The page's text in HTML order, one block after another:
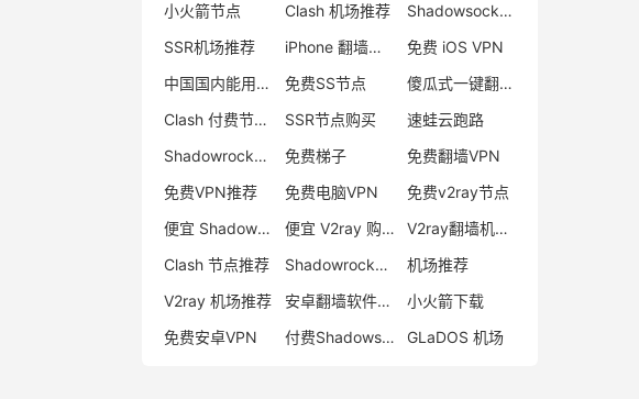
小火箭节点 Clash 机场推荐
Shadowsocks 付费节点
SSR机场推荐
iPhone 翻墙代理软件
免费 iOS VPN
中国国内能用的翻墙VPN推荐
免费SS节点
傻瓜式一键翻墙VPN客户端
Clash 付费节点购买
SSR节点购买
速蛙云跑路
Shadowrocket 地址
免费梯子
免费翻墙VPN
免费VPN推荐
免费电脑VPN
免费v2ray节点
便宜 Shadowsocks 购买
便宜 V2ray 购买
V2ray翻墙机场推荐
Clash 节点推荐
Shadowrocket 付费节点
机场推荐
V2ray 机场推荐
安卓翻墙软件下载
小火箭下载
免费安卓VPN
付费Shadowsocks推荐 GLaDOS 机场